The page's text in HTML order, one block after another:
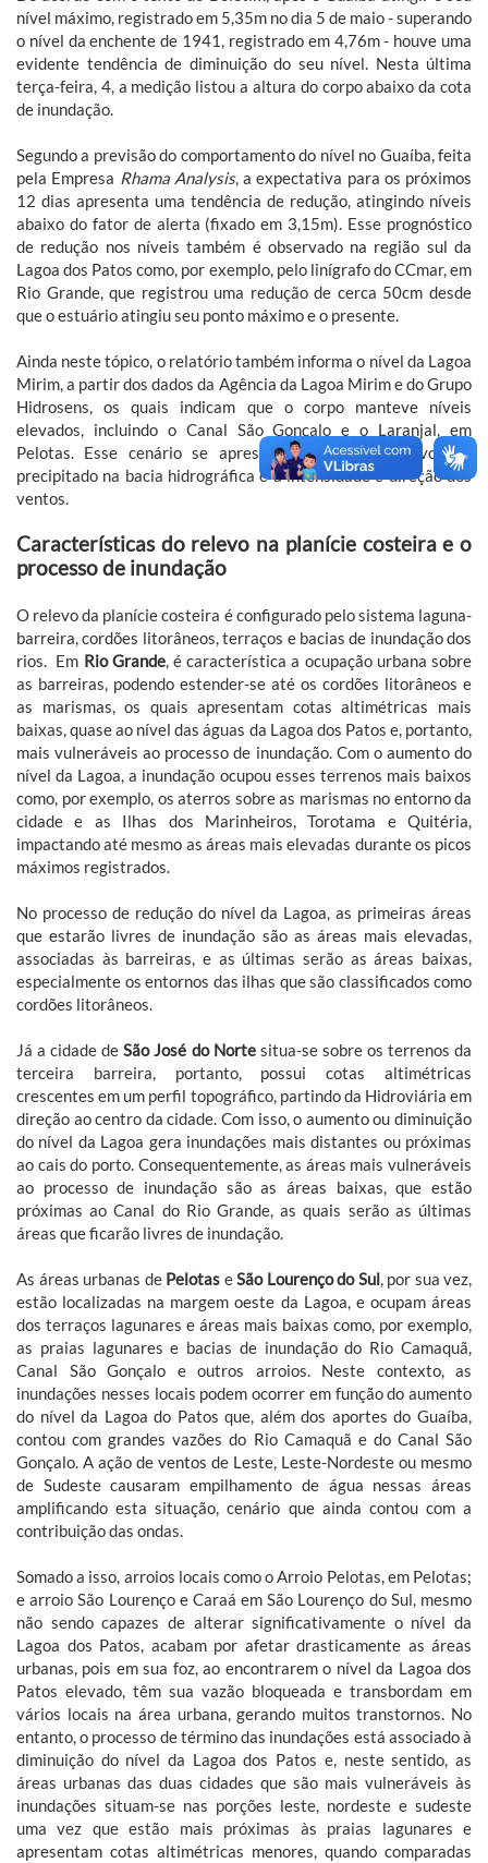
nível máximo, registrado em 5,35m no dia 5 de maio - superando
o nível da enchente de 1941, registrado em 4,76m - houve uma
evidente tendência de diminuição do seu nível. Nesta última
terça-feira, 4, a medição listou a altura do corpo abaixo da cota
de inundação.
Segundo a previsão do comportamento do nível no Guaíba, feita
pela Empresa Rhama Analysis, a expectativa para os próximos
12 dias apresenta uma tendência de redução, atingindo níveis
abaixo do fator de alerta (fixado em 3,15m). Esse prognóstico
de redução nos níveis também é observado na região sul da
Lagoa dos Patos como, por exemplo, pelo linígrafo do CCmar, em
Rio Grande, que registrou uma redução de cerca 50cm desde
que o estuário atingiu seu ponto máximo e o presente.
Ainda neste tópico, o relatório também informa o nível da Lagoa
Mirim, a partir dos dados da Agência da Lagoa Mirim e do Grupo
Hidrosens, os quais indicam que o corpo manteve níveis
elevados, incluindo o Canal São Gonçalo e o Laranjal, em
Pelotas. Esse cenário se apresenta em função do volume
precipitado na bacia hidrográfica e a intensidade e direção dos
ventos.
Características do relevo na planície costeira e o
processo de inundação
O relevo da planície costeira é configurado pelo sistema laguna-
barreira, cordões litorâneos, terraços e bacias de inundação dos
rios. Em Rio Grande, é característica a ocupação urbana sobre
as barreiras, podendo estender-se até os cordões litorâneos e
as marismas, os quais apresentam cotas altimétricas mais
baixas, quase ao nível das águas da Lagoa dos Patos e, portanto,
mais vulneráveis ao processo de inundação. Com o aumento do
nível da Lagoa, a inundação ocupou esses terrenos mais baixos
como, por exemplo, os aterros sobre as marismas no entorno da
cidade e as Ilhas dos Marinheiros, Torotama e Quitéria,
impactando até mesmo as áreas mais elevadas durante os picos
máximos registrados.
No processo de redução do nível da Lagoa, as primeiras áreas
que estarão livres de inundação são as áreas mais elevadas,
associadas às barreiras, e as últimas serão as áreas baixas,
especialmente os entornos das ilhas que são classificados como
cordões litorâneos.
Já a cidade deSão José do Nortesitua-se sobre os terrenos da
terceira barreira, portanto, possui cotas altimétricas
crescentes em um perfil topográfico, partindo da Hidroviária em
direção ao centro da cidade. Com isso, o aumento ou diminuição
do nível da Lagoa gera inundações mais distantes ou próximas
ao cais do porto. Consequentemente, as áreas mais vulneráveis
ao processo de inundação são as áreas baixas, que estão
próximas ao Canal do Rio Grande, as quais serão as últimas
áreas que ficarão livres de inundação.
As áreas urbanas de Pelotas eSão Lourenço do Sul, por sua vez,
estão localizadas na margem oeste da Lagoa, e ocupam áreas
dos terraços lagunares e áreas mais baixas como, por exemplo,
as praias lagunares e bacias de inundação do Rio Camaquã,
Canal São Gonçalo e outros arroios. Neste contexto, as
inundações nesses locais podem ocorrer em função do aumento
do nível da Lagoa do Patos que, além dos aportes do Guaíba,
contou com grandes vazões do Rio Camaquã e do Canal São
Gonçalo. A ação de ventos de Leste, Leste-Nordeste ou mesmo
de Sudeste causaram empilhamento de água nessas áreas
amplificando esta situação, cenário que ainda contou com a
contribuição das ondas.
Somado a isso, arroios locais como o Arroio Pelotas, em Pelotas;
e arroio São Lourenço e Caraá em São Lourenço do Sul, mesmo
não sendo capazes de alterar significativamente o nível da
Lagoa dos Patos, acabam por afetar drasticamente as áreas
urbanas, pois em sua foz, ao encontrarem o nível da Lagoa dos
Patos elevado, têm sua vazão bloqueada e transbordam em
vários locais na área urbana, gerando muitos transtornos. No
entanto, o processo de término das inundações está associado à
diminuição do nível da Lagoa dos Patos e, neste sentido, as
áreas urbanas das duas cidades que são mais vulneráveis às
inundações situam-se nas porções leste, nordeste e sudeste
uma vez que estão mais próximas às praias lagunares e
apresentam cotas altimétricas menores, quando comparadas